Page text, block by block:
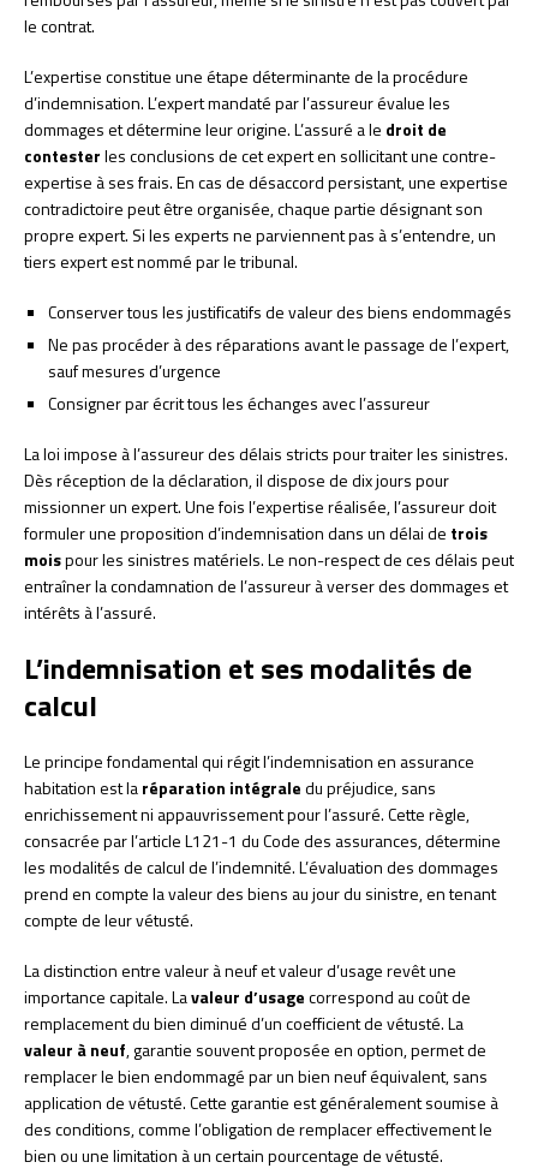
le contrat.
L’expertise constitue une étape déterminante de la procédure
d’indemnisation. L’expert mandaté par l’assureur évalue les
dommages et détermine leur origine. L’assuré a le droit de
contesterles conclusions de cet expert en sollicitant une contre-
expertise à ses frais. En cas de désaccord persistant, une expertise
contradictoire peut être organisée, chaque partie désignant son
propre expert. Si les experts ne parviennent pas à s’entendre, un
tiers expert est nommé par le tribunal.
Conserver tous les justificatifs de valeur des biens endommagés
Ne pas procéder à des réparations avant le passage de l’expert,
sauf mesures d’urgence
Consigner par écrit tous les échanges avec l’assureur
La loi impose à l’assureur des délais stricts pour traiter les sinistres.
Dès réception de la déclaration, il dispose de dix jours pour
missionner un expert. Une fois l’expertise réalisée, l’assureur doit
formuler une proposition d’indemnisation dans un délai de trois
moispour les sinistres matériels. Le non-respect de ces délais peut
entraîner la condamnation de l’assureur à verser des dommages et
intérêts à l’assuré.
L’indemnisation et ses modalités de
calcul
Le principe fondamental qui régit l’indemnisation en assurance
habitation est laréparation intégraledu préjudice, sans
enrichissement ni appauvrissement pour l’assuré. Cette règle,
consacrée par l’article L121-1 du Code des assurances, détermine
les modalités de calcul de l’indemnité. L’évaluation des dommages
prend en compte la valeur des biens au jour du sinistre, en tenant
compte de leur vétusté.
La distinction entre valeur à neuf et valeur d’usage revêt une
importance capitale. Lavaleur d’usagecorrespond au coût de
remplacement du bien diminué d’un coefficient de vétusté. La
valeur à neuf, garantie souvent proposée en option, permet de
remplacer le bien endommagé par un bien neuf équivalent, sans
application de vétusté. Cette garantie est généralement soumise à
des conditions, comme l’obligation de remplacer effectivement le
bien ou une limitation à un certain pourcentage de vétusté.